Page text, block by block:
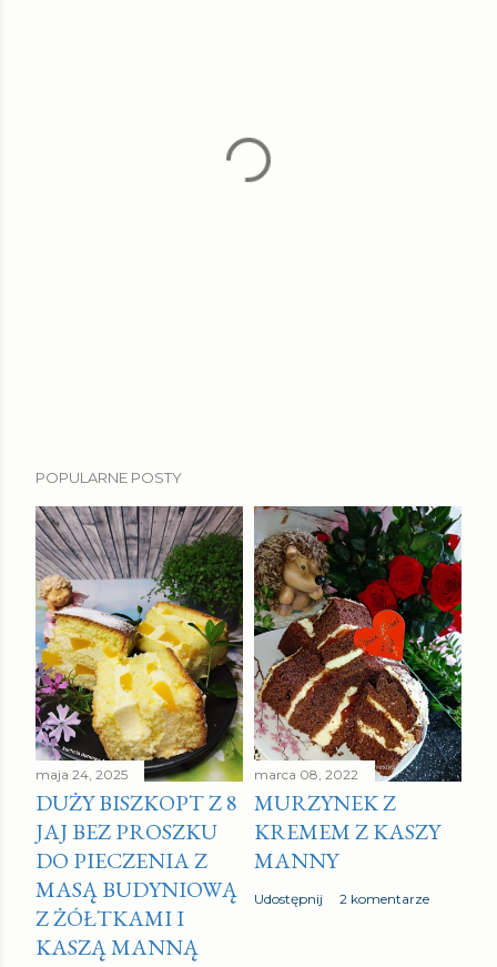
POPULARNE POSTY
maja 24, 2025
DUŻY BISZKOPT Z 8
JAJ BEZ PROSZKU
DO PIECZENIA Z
MASĄ BUDYNIOWĄ
Z ŻÓŁTKAMI I
KASZĄ MANNĄ
marca 08, 2022
MURZYNEK Z
KREMEM Z KASZY
MANNY
Udostępnij 2 komentarze